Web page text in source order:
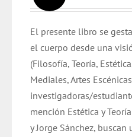
El presente libro se
el cuerpo desde una
(Filosofía, Teoría,
Mediales, Artes
investigadoras/
mención Estética y
y Jorge Sánchez,